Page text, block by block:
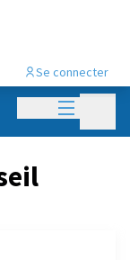
Menu
Se connecter